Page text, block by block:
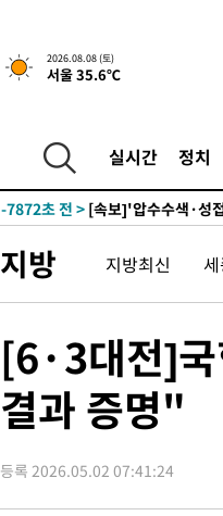
2026.08.08 (토)
서울 35.6℃
실시간 정치
-16734초 전 >남자 농구, 나고야
-16110초 전 > 여수 오동도 해상
주 날씨]
-9355초 전 >
축구협회 "압수수
-7872초 전 >
송"
58분 전 >'최고 37도' 폭염 지속…
-31458초 전 >
온열질환 사망자 3
-25403초 전 >강릉에 시간당
-19220초 전 > 선재도서 해루질 나
-16754초 전 >남자 농구, 나고야
-16130초 전 >여수 오동도 해상서
주 날씨]
-9375초 전 >축구협회 "압수수색·
지방 지방최신
[6·3대전]
결과 증명"
등록 2026.05.02 07:41:24